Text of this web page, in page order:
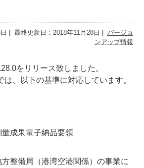
最終更新日：2018年11月28日
バージョ
ンアップ情報
をリリース致しました。
は、以下の基準に対応しています。
成果電子納品要領
整備局（港湾空港関係）の事業に